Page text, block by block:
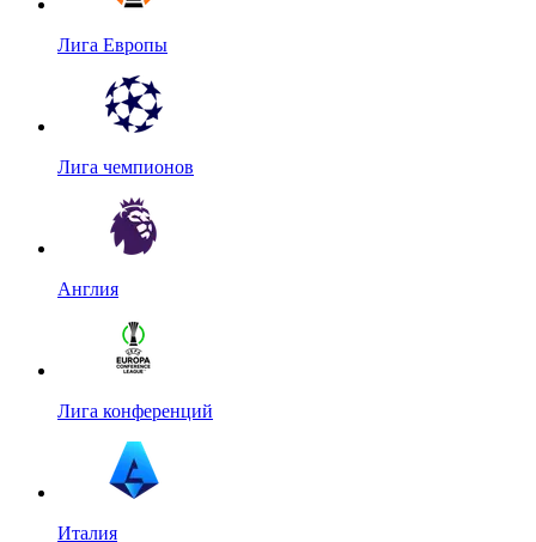
Лига Европы
Лига чемпионов
Англия
Лига конференций
Италия